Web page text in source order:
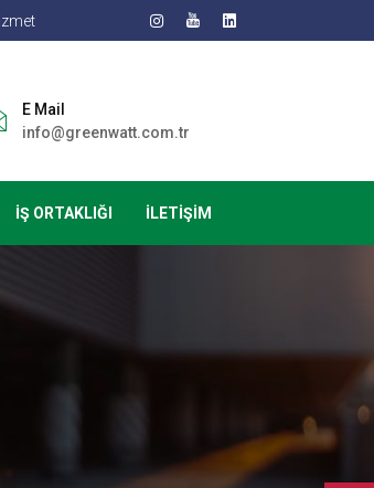
E Mail
info@greenwatt.com.tr
İŞ ORTAKLIĞI İLETIŞIM